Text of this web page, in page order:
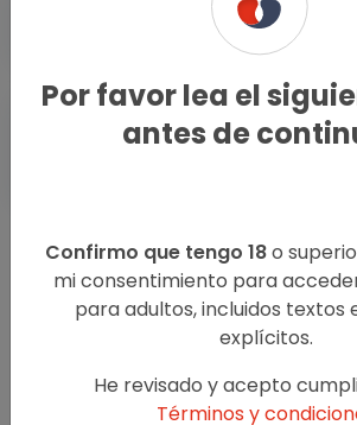
Escorts Masculinos
Encuentros
Por favor lea el
antes de
Confirmo que tengo 18o
mi consentimiento para
para adultos, incluidos textos
explícitos.
He revisado y acepto
Términos y